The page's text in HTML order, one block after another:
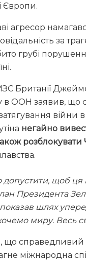
Європи.
агресор
за
грубі
Британії
в ООН заявив, що
війни в
негайно
щоб ця
Президента
шлях
миру. Весь
що
міжнародна